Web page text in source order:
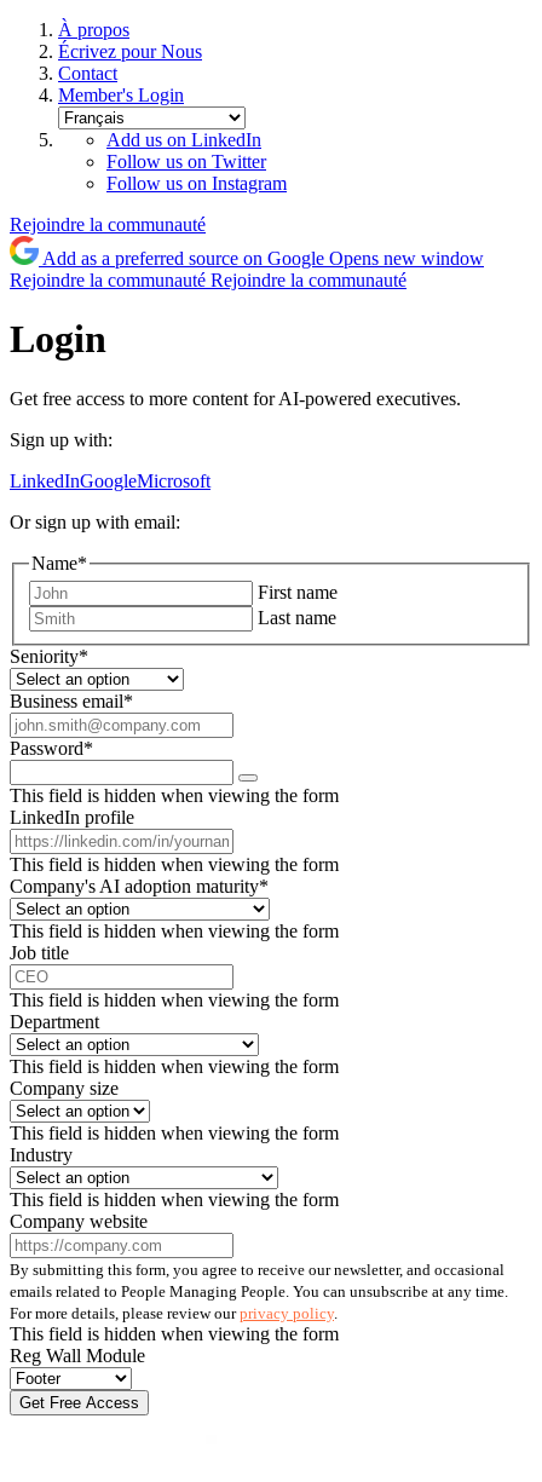
À propos
Écrivez pour Nous
Contact
Member's Login
Add us on LinkedIn
Follow us on Twitter
Follow us on Instagram
Rejoindre la communauté
Add as a preferred source on Google Opens new window
Rejoindre la communauté Rejoindre la communauté
Login
Get free access to more content for AI-powered executives.
Sign up with:
LinkedInGoogleMicrosoft
Or sign up with email:
Name*
First name
Last name
Seniority*
Business email*
Password*
This field is hidden when viewing the form
LinkedIn profile
This field is hidden when viewing the form
Company's AI adoption maturity*
This field is hidden when viewing the form
Job title
This field is hidden when viewing the form
Department
This field is hidden when viewing the form
Company size
This field is hidden when viewing the form
Industry
This field is hidden when viewing the form
Company website
By submitting this form, you agree to receive our newsletter, and occasional
emails related to People Managing People. You can unsubscribe at any time.
For more details, please review ourprivacy policy.
This field is hidden when viewing the form
Reg Wall Module